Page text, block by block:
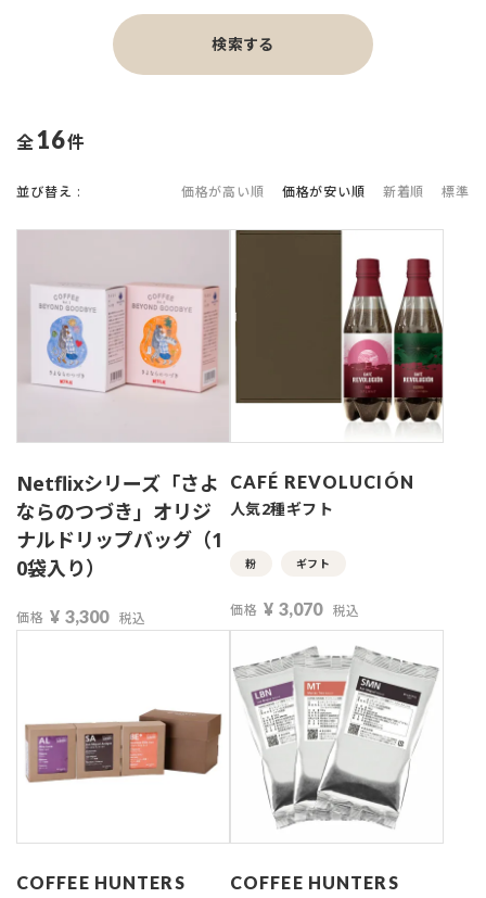
検索する
並び替え 標準
新着順
価格が安い順
価格が高い順
16
Netflixシリーズ「さよ
ならのつづき」オリジ
ナルドリップバッグ（1
0袋入り）
価格 ¥ 3,300 税込
CAFÉ REVOLUCIÓN
人気2種ギフト
粉 ギフト
価格 ¥ 3,070 税込
COFFEE HUNTERS
COFFEE HUNTERS